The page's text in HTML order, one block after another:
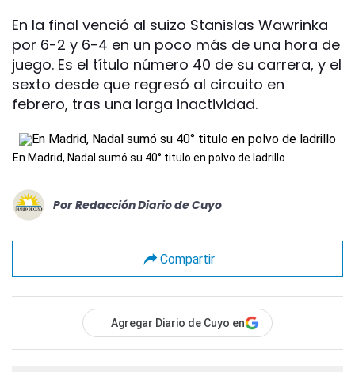
En la final venció al suizo Stanislas Wawrinka
por 6-2 y 6-4 en un poco más de una hora de
juego. Es el título número 40 de su carrera, y el
sexto desde que regresó al circuito en
febrero, tras una larga inactividad.
En Madrid, Nadal sumó su 40° titulo en polvo de ladrillo
Por Redacción Diario de Cuyo
Compartir
Agregar Diario de Cuyo en